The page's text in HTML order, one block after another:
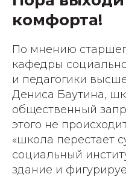
комфорта!
По мнению
кафедры
и педагогики
Дениса Баутина,
общественный
этого не
«школа перестает
социальный
здание и